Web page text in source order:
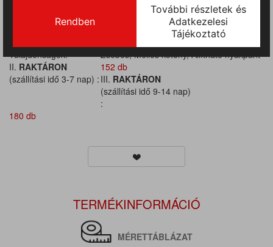
Tulajdonságok:
Zsebes, Melles kötény, Állítható nyakpánt
II. RAKTÁRON
(szállítási idő 3-7 nap) :
152 db
III. RAKTÁRON
(szállítási idő 9-14 nap)
:
180 db
TERMÉKINFORMÁCIÓ
MÉRETTÁBLÁZAT